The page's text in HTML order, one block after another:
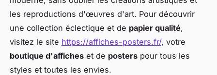
les reproductions d'œuvres d'art. Pour découvrir
une collection éclectique et de papier qualité,
visitez le site https://affiches-posters.fr/, votre
boutique d'affiches et de posters pour tous les
styles et toutes les envies.